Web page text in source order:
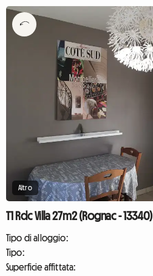
Altro
T1 Rdc Villa 27m2 (Rognac - 13340)
Tipo di alloggio:
Tipo:
Superficie affittata: